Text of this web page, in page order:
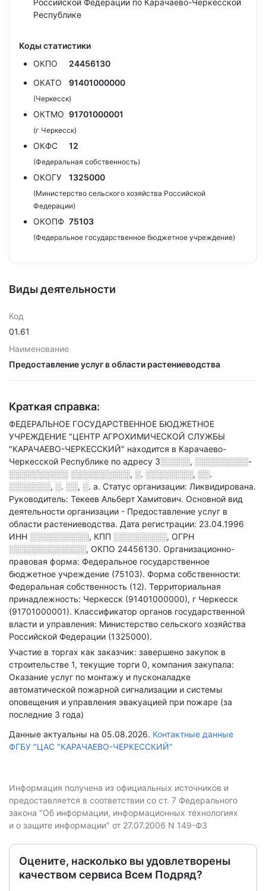
Российской Федерации по Карачаево-Черкесской
Республике
Коды статистики
ОКПО
24456130
ОКАТО
91401000000
(Черкесск)
ОКТМО 91701000001
(г Черкесск)
ОКФС 12
(Федеральная собственность)
ОКОГУ 1325000
(Министерство сельского хозяйства Российской
Федерации)
ОКОПФ 75103
(Федеральное государственное бюджетное учреждение)
Виды деятельности
Код
01.61
Наименование
Предоставление услуг в области растениеводства
Краткая справка:
ФЕДЕРАЛЬНОЕ ГОСУДАРСТВЕННОЕ БЮДЖЕТНОЕ
УЧРЕЖДЕНИЕ "ЦЕНТР АГРОХИМИЧЕСКОЙ СЛУЖБЫ
"КАРАЧАЕВО-ЧЕРКЕССКИЙ" находится в Карачаево-
Черкесской Республике по адресу 3░░░░░, ░░░░░░░░░-
░░░░░░░░░░ ░░░░░░░░░░, ░. ░░░░░░░░, ░░.
░░░░░░░, ░. ░░, ░. а. Статус организации: Ликвидирована.
Руководитель: Текеев Альберт Хамитович. Основной вид
деятельности организации - Предоставление услуг в
области растениеводства. Дата регистрации: 23.04.1996
ИНН ░░░░░░░░░░, КПП ░░░░░░░░░, ОГРН
░░░░░░░░░░░░░, ОКПО 24456130. Организационно-
правовая форма: Федеральное государственное
бюджетное учреждение (75103). Форма собственности:
Федеральная собственность (12). Территориальная
принадлежность: Черкесск (91401000000), г Черкесск
(91701000001). Классификатор органов государственной
власти и управления: Министерство сельского хозяйства
Российской Федерации (1325000).
Участие в торгах как заказчик: завершено закупок в
строительстве 1, текущие торги 0, компания закупала:
Оказание услуг по монтажу и пусконаладке
автоматической пожарной сигнализации и системы
оповещения и управления эвакуацией при пожаре (за
последние 3 года)
Данные актуальны на 05.08.2026. Контактные данные
ФГБУ "ЦАС "КАРАЧАЕВО-ЧЕРКЕССКИЙ"
Информация получена из официальных источников и
предоставляется в соответствии со ст. 7 Федерального
закона "Об информации, информационных технологиях
и о защите информации" от 27.07.2006 N 149-ФЗ
Оцените, насколько вы удовлетворены
качеством сервиса Всем Подряд?